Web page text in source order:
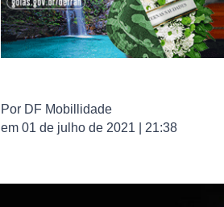
Por DF Mobillidade
em 01 de julho de 2021 | 21:38